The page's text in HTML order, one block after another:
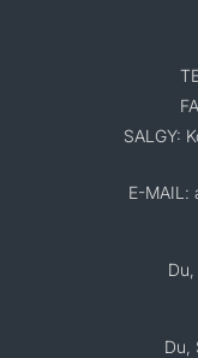
SALGY:
E-MAIL:
Du,